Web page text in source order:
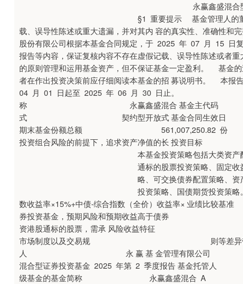
永赢鑫盛混合型证券投资基金
§1 重要提示 基金管理人的董事会及董事
载、误导性陈述或重大遗漏，并对其内 容的真实性、准确性
股份有限公司根据本基金合同规定，于 2025 年 07 月 15 日
报告等内容，保证复核内容不存在虚假记载、误导性陈述或者
的原则管理和运用基金资产，但不保证基金一定盈利。 基金
者在作出投资决策前应仔细阅读本基金的招 募说明书。 本
04 月 01 日起至 2025 年 06 月 30 日止。
称 永赢鑫盛混合 基金主代码
式 契约型开放式 基金合同生效
期末基金份额总额
投资组合风险的前提下，追求资产净值的
本基金投资策略包括大类资产配置策略
通标的股票投资策略、固定收益投资策略
略、可交换债券配置策略、资产支持证
投资策略、国债期货投
数收益率×15%+中债-综合指数（全价）收
券投资基金，预期风险和预期收益高于债券
资港股通标的股票，需承 风险收益特征 担港
市场制度以及交易规 则等差异带来的特
人 永 赢 基 金管理
混合型证券投资基金 2025 年第 2 季度报告 基
级基金的基金简称 永赢鑫盛混合 A 永